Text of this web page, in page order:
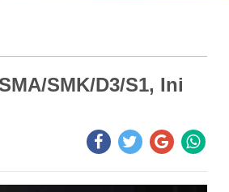
SMK/D3/S1, Ini